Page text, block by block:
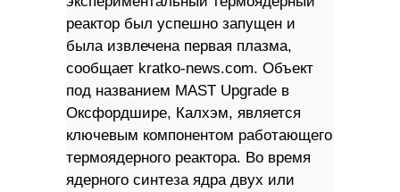
реактор был успешно запущен и
была извлечена первая плазма,
сообщает kratko-news.com. Объект
под названием MAST Upgrade в
Оксфордшире, Калхэм, является
ключевым компонентом работающего
термоядерного реактора. Во время
ядерного синтеза ядра двух или